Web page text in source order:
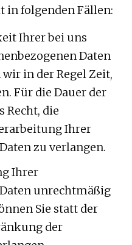
in folgenden Fällen:
Ihrer bei uns
Daten
in der Regel Zeit,
Für die Dauer der
Recht, die
Ihrer
zu verlangen.
Ihrer
unrechtmäßig
Sie statt der
der